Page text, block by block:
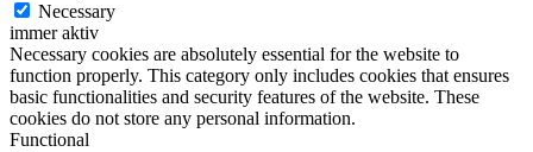
Necessary
immer aktiv
Necessary cookies are absolutely essential for the website to
function properly. This category only includes cookies that ensures
basic functionalities and security features of the website. These
cookies do not store any personal information.
Functional